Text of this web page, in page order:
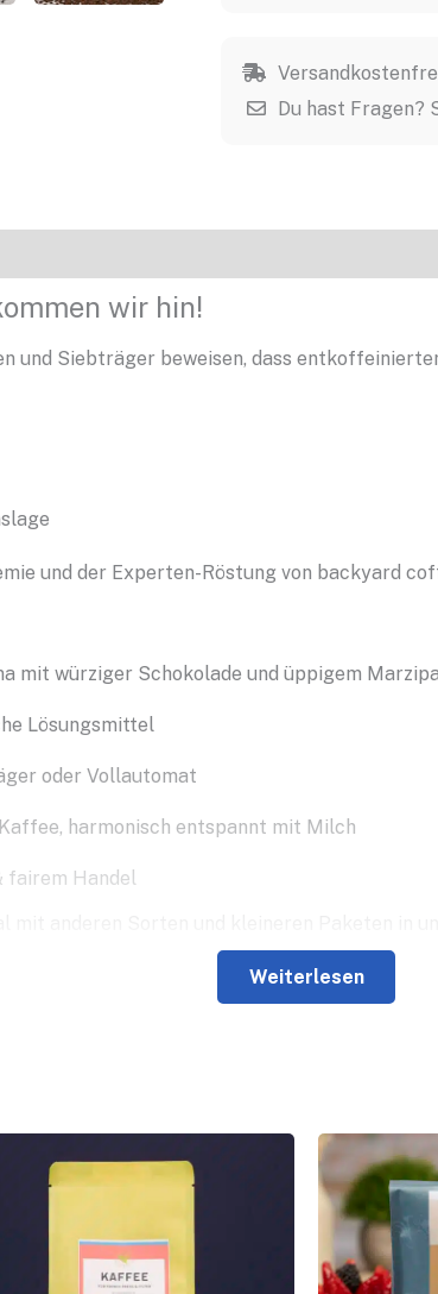
Du hast Fragen?
250
g
wir hin!
und Siebträger beweisen, dass
und der Experten-Röstung von backyard
mit würziger Schokolade und üppigem
Lösungsmittel
oder Vollautomat
harmonisch entspannt mit Milch
fairem Handel
Weiterlesen